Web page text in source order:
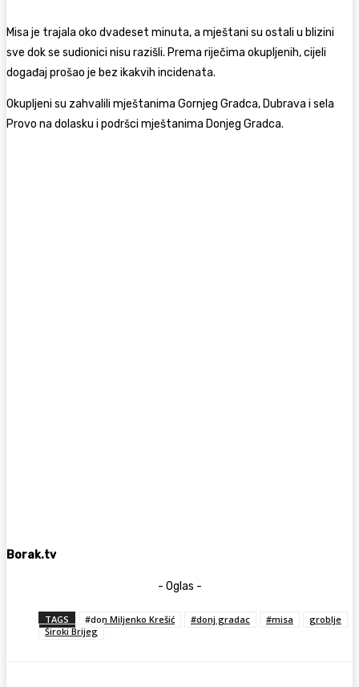
Misa je trajala oko dvadeset minuta, a mještani su ostali u blizini
sve dok se sudionici nisu razišli. Prema riječima okupljenih, cijeli
događaj prošao je bez ikakvih incidenata.
Okupljeni su zahvalili mještanima Gornjeg Gradca, Dubrava i sela
Provo na dolasku i podršci mještanima Donjeg Gradca.
Borak.tv
- Oglas -
TAGS #don Miljenko Krešić #donj gradac #misa
groblje
Široki Brijeg